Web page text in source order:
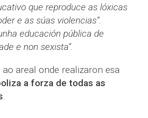
que reproduce as lóxicas
e as súas violencias”.
educación pública de
e non sexista”.
ao areal onde realizaron esa
a forza de todas as
.